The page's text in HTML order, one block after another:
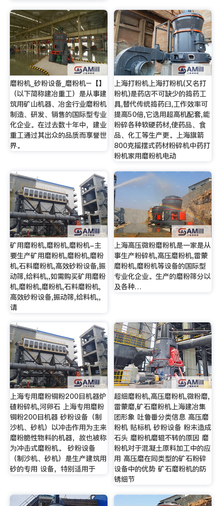
磨粉机_砂粉设备_磨粉机–【】
（以下简称建冶重工）是从事建
筑用矿山机器、冶金行业磨粉机
制造、研发、销售的国际型专业
化企业。在过去数十年中，建业
重工通过其出众的品质而享誉世
界。
上海打粉机上海打粉机(又名打
粉机)是药店不可缺少的捣药工
具,替代传统捣药臼,工作效率可
提高50倍,它选用超高机配套,能
粉碎各种软硬药材,使药品、食
品、化工等生产更。上海旗箭
800克摇摆式药材粉碎机中药打
粉机家用磨粉机电动
矿用磨粉机,磨粉机,磨粉机-主
要生产矿用磨粉机,磨粉机,磨粉
机,石料磨粉机,高效砂粉设备,振
动筛,给料机,,如需购买矿用磨粉
机,磨粉机,磨粉机,石料磨粉机,
高效砂粉设备,振动筛,给料机,,
请
上海高压微粉磨粉机是一家是从
事生产粉碎机,高压磨粉机,雷蒙
磨粉机,磨粉机等设备的国际型
专业化企业。生产的磨粉筛分以
及各种…
上海专用磨粉铜粉200目机器炉
碴粉碎机,河卵石 上海专用磨粉
铜粉200目机器 砂粉设备（制
沙机、砂机）以冲击作用为主来
磨粉脆性物料的机器，故也被称
为冲击式磨粉机。 砂粉设备
（制沙机、砂机）是生产建筑用
砂的专用 设备，特别适用于
超细磨粉机,高压磨粉机,微粉磨,
雷蒙磨,矿石磨粉机上海建冶集
团形象 吐鲁番分类信息 高压磨
粉机 贴标机 砂粉设备 粉末造成
石头 磨粉机磨辊不转的原因 磨
粉机对于混凝土原料加工中的应
用 高压磨在同类型的矿石粉碎
设备中的优势 矿石磨粉机的防
锈细节